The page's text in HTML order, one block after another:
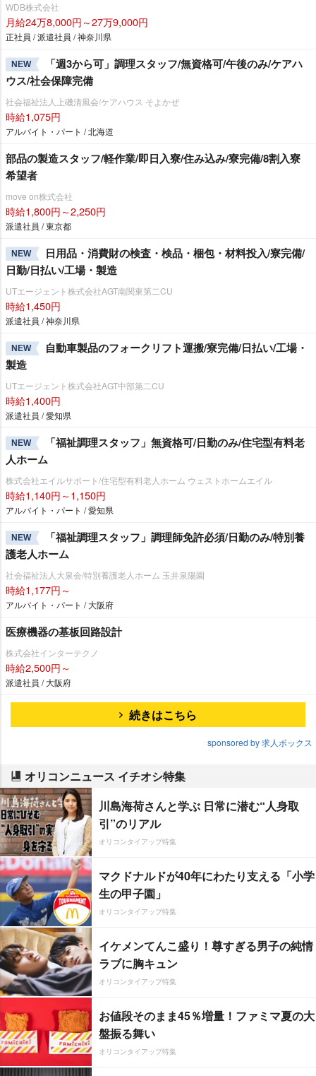
WDB株式会社
月給24万8,000円～27万9,000円
正社員 / 派遣社員 / 神奈川県
NEW
「週3から可」調理スタッフ/無資格可/午後のみ/ケアハ
ウス/社会保障完備
社会福祉法人上磯清風会/ケアハウス そよかぜ
時給1,075円
アルバイト・パート / 北海道
部品の製造スタッフ/軽作業/即日入寮/住み込み/寮完備/8割入寮
希望者
move on株式会社
時給1,800円～2,250円
派遣社員 / 東京都
NEW
日用品・消費財の検査・検品・梱包・材料投入/寮完備/
日勤/日払い/工場・製造
UTエージェント株式会社AGT南関東第二CU
時給1,450円
派遣社員 / 神奈川県
NEW
自動車製品のフォークリフト運搬/寮完備/日払い/工場・
製造
UTエージェント株式会社AGT中部第二CU
時給1,400円
派遣社員 / 愛知県
NEW
「福祉調理スタッフ」無資格可/日勤のみ/住宅型有料老
人ホーム
株式会社エイルサポート/住宅型有料老人ホーム ウェストホームエイル
時給1,140円～1,150円
アルバイト・パート / 愛知県
NEW
「福祉調理スタッフ」調理師免許必須/日勤のみ/特別養
護老人ホーム
社会福祉法人大泉会/特別養護老人ホーム 玉井泉陽園
時給1,177円～
アルバイト・パート / 大阪府
医療機器の基板回路設計
株式会社インターテクノ
時給2,500円～
派遣社員 / 大阪府
続きはこちら
sponsored by 求人ボックス
オリコンニュース イチオシ特集
川島海荷さんと学ぶ 日常に潜む“人身取
引”のリアル
オリコンタイアップ特集
マクドナルドが40年にわたり支える「小学
生の甲子園」
オリコンタイアップ特集
イケメンてんこ盛り！尊すぎる男子の純情
ラブに胸キュン
オリコンタイアップ特集
お値段そのまま45％増量！ファミマ夏の大
盤振る舞い
オリコンタイアップ特集